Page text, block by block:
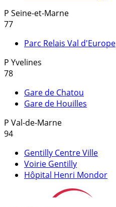
P Seine-et-Marne
77
Parc Relais Val d'Europe
P Yvelines
78
Gare de Chatou
Gare de Houilles
P Val-de-Marne
94
Gentilly Centre Ville
Voirie Gentilly
Hôpital Henri Mondor